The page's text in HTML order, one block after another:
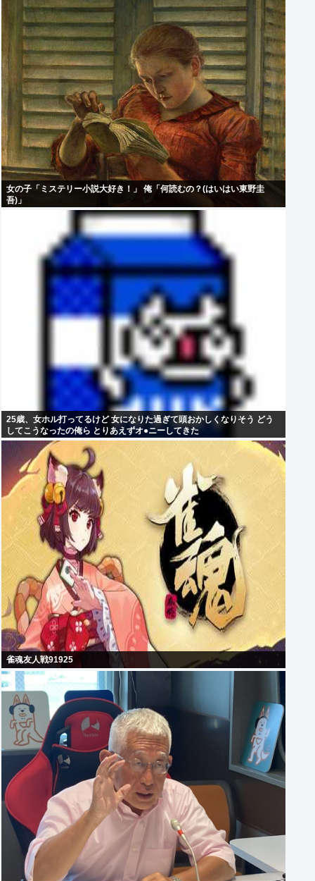
女の子「ミステリー小説大好き！」 俺「何読むの？(はいはい東野圭
吾)」
25歳、女ホル打ってるけど 女になりた過ぎて頭おかしくなりそう どう
してこうなったの俺ら とりあえずオ●ニーしてきた
雀魂友人戦91925